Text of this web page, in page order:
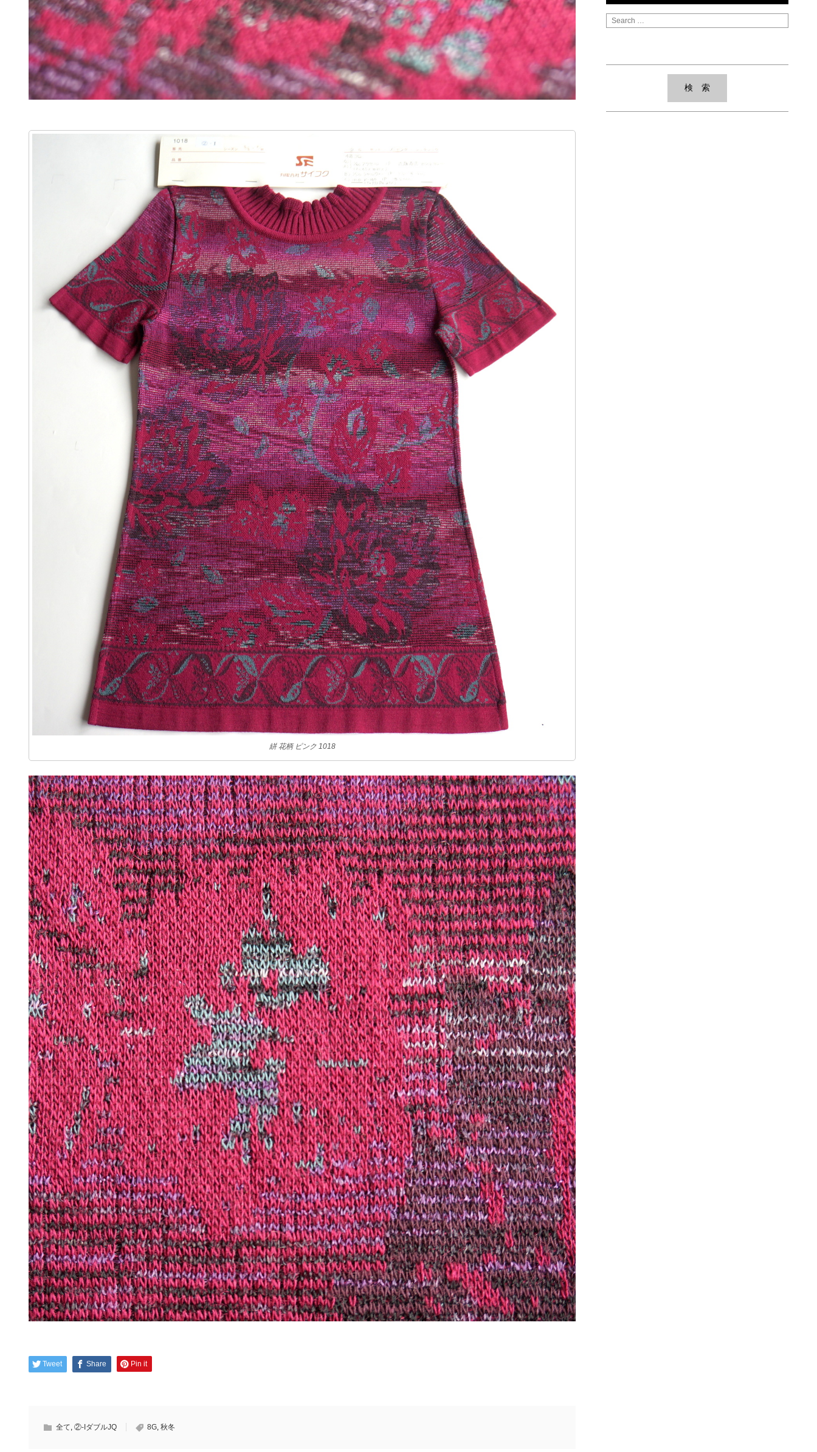
絣 花柄 ピンク 1018
Tweet Share Pin it
全て, ②-IダブルJQ 8G, 秋冬